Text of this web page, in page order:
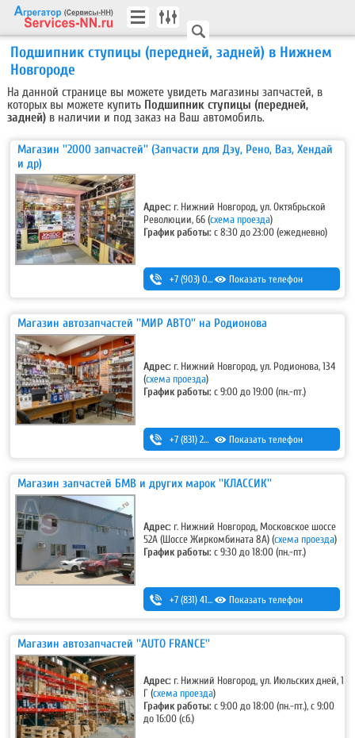
Подшипник ступицы (передней, задней) в Нижнем
Новгороде
На данной странице вы можете увидеть магазины запчастей, в
которых вы можете купить Подшипник ступицы (передней,
задней)в наличии и под заказ на Ваш автомобиль.
Магазин ''2000 запчастей'' (Запчасти для Дэу, Рено, Ваз, Хендай
и др)
Адрес: г. Нижний Новгород, ул. Октябрьской
Революции, 66 (схема проезда)
График работы:с 8:30 до 23:00 (ежедневно)
+7 (903) 044-33-55 ,+7 (952) 447-12-27
Показать телефон
Магазин автозапчастей ''МИР АВТО'' на Родионова
Адрес: г. Нижний Новгород, ул. Родионова, 134
(схема проезда)
График работы:с 9:00 до 19:00 (пн.-пт.)
+7 (831) 283-03-95 ,+7 (831) 434-95-25
Показать телефон
Магазин запчастей БМВ и других марок ''КЛАССИК''
Адрес: г. Нижний Новгород, Московское шоссе
52А (Шоссе Жиркомбината 8А) (схема проезда)
График работы:c 9:30 до 18:00 (пн.-пт.)
+7 (831) 415-70-86 Показать телефон
Магазин автозапчастей ''AUTO FRANCE''
Адрес: г. Нижний Новгород, ул. Июльских дней, 1
Г (схема проезда)
График работы:с 9:00 до 18:00 (пн.-пт.), с 9:00
до 16:00 (сб.)